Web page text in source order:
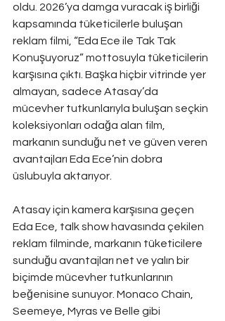
oldu. 2026’ya damga vuracak iş birliği
kapsamında tüketicilerle buluşan
reklam filmi, “Eda Ece ile Tak Tak
Konuşuyoruz” mottosuyla tüketicilerin
karşısına çıktı. Başka hiçbir vitrinde yer
almayan, sadece Atasay’da
mücevher tutkunlarıyla buluşan seçkin
koleksiyonları odağa alan film,
markanın sunduğu net ve güven veren
avantajları Eda Ece’nin dobra
üslubuyla aktarıyor.
Atasay için kamera karşısına geçen
Eda Ece, talk show havasında çekilen
reklam filminde, markanın tüketicilere
sunduğu avantajları net ve yalın bir
biçimde mücevher tutkunlarının
beğenisine sunuyor. Monaco Chain,
Seemeye, Myras ve Belle gibi